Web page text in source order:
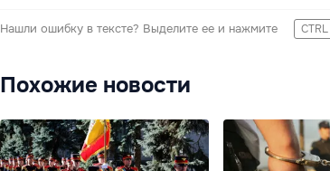
Нашли ошибку в тексте? Выделите ее и нажмите CTRL
Похожие новости